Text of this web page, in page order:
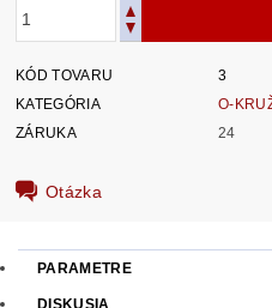
KÓD TOVARU
3
KATEGÓRIA
O-
ZÁRUKA
24
Otázka
PARAMETRE
DISKUSIA